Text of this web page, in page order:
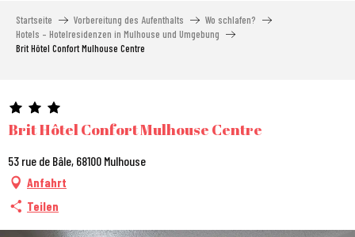
contenu
Startseite Vorbereitung des Aufenthalts
Wo schlafen?
Hotels – Hotelresidenzen in Mulhouse und Umgebung
Brit Hôtel Confort Mulhouse Centre
Brit Hôtel Confort Mulhouse Centre
53 rue de Bâle, 68100 Mulhouse
Anfahrt
Teilen